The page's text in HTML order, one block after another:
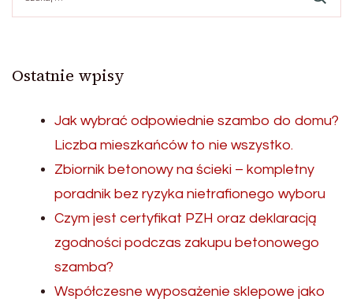
Ostatnie wpisy
Jak wybrać odpowiednie szambo do domu?
Liczba mieszkańców to nie wszystko.
Zbiornik betonowy na ścieki – kompletny
poradnik bez ryzyka nietrafionego wyboru
Czym jest certyfikat PZH oraz deklaracją
zgodności podczas zakupu betonowego
szamba?
Współczesne wyposażenie sklepowe jako